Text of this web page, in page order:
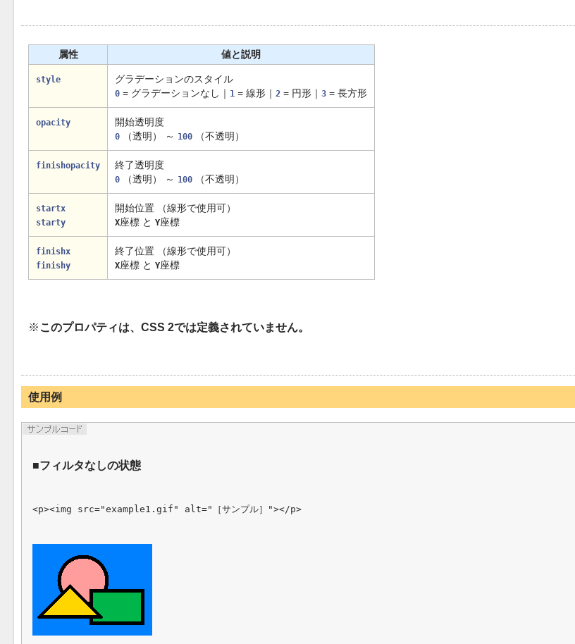
属性 値と説明
style グラデーションのスタイル
0 = グラデーションなし｜ 1 = 線形｜ 2 = 円形｜ 3 = 長方形
opacity 開始透明度
0 （透明） ～ 100 （不透明）
finishopacity 終了透明度
0 （透明） ～ 100 （不透明）
startx
starty
開始位置 （線形で使用可）
X座標 と Y座標
finishx
finishy
終了位置 （線形で使用可）
X座標 と Y座標
このプロパティは、CSS 2では定義されていません。
使用例
フィルタなしの状態
<p><img src="example1.gif" alt="［サンプル］"></p>